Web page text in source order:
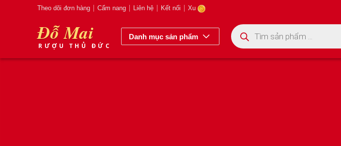
Theo dõi đơn hàng Cẩm nang Liên hệ Kết nối Xu
Đỗ Mai
RƯỢU THỦ ĐỨC
Danh mục sản phẩm